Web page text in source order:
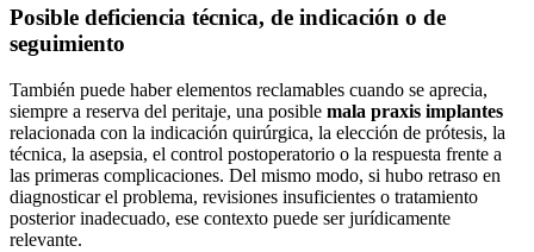
Posible deficiencia técnica, de indicación o de
seguimiento
También puede haber elementos reclamables cuando se aprecia,
siempre a reserva del peritaje, una posible mala praxis implantes
relacionada con la indicación quirúrgica, la elección de prótesis, la
técnica, la asepsia, el control postoperatorio o la respuesta frente a
las primeras complicaciones. Del mismo modo, si hubo retraso en
diagnosticar el problema, revisiones insuficientes o tratamiento
posterior inadecuado, ese contexto puede ser jurídicamente
relevante.